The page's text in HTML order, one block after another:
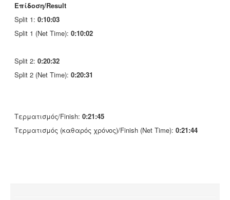
Επίδοση/Result
Split 1: 0:10:03
Split 1 (Net Time): 0:10:02
Split 2: 0:20:32
Split 2 (Net Time): 0:20:31
Τερματισμός/Finish: 0:21:45
Τερματισμός (καθαρός χρόνος)/Finish (Net Time): 0:21:44